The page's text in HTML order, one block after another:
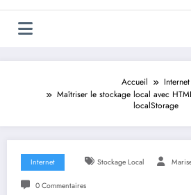
Accueil
Internet
Maîtriser le stockage local avec
localStorage
Internet Stockage Local
0 Commentaires